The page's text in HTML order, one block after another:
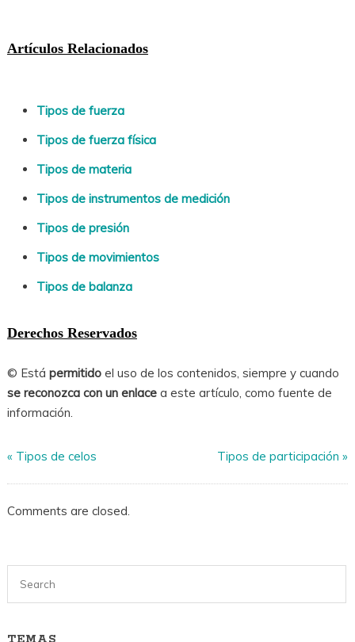
Artículos Relacionados
Tipos de fuerza
Tipos de fuerza física
Tipos de materia
Tipos de instrumentos de medición
Tipos de presión
Tipos de movimientos
Tipos de balanza
Derechos Reservados
© Está permitidoel uso de los contenidos, siempre y cuando
se reconozca con un enlacea este artículo, como fuente de
información.
« Tipos de celos Tipos de participación »
Comments are closed.